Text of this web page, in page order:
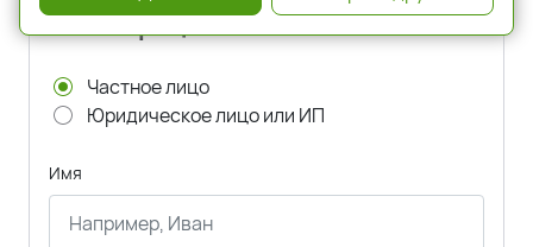
Регистрация
Частное лицо
Юридическое лицо или ИП
Имя